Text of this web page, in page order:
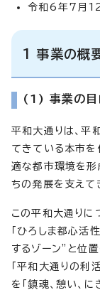
令和6年7月12
1 事業の概
(1) 事業の目
平和大通りは、平
てきている本市を
適な都市環境を形
ちの発展を支えて
この平和大通りに
「ひろしま都心活
するゾーン”と位
「平和大通りの利
を「鎮魂、憩い、